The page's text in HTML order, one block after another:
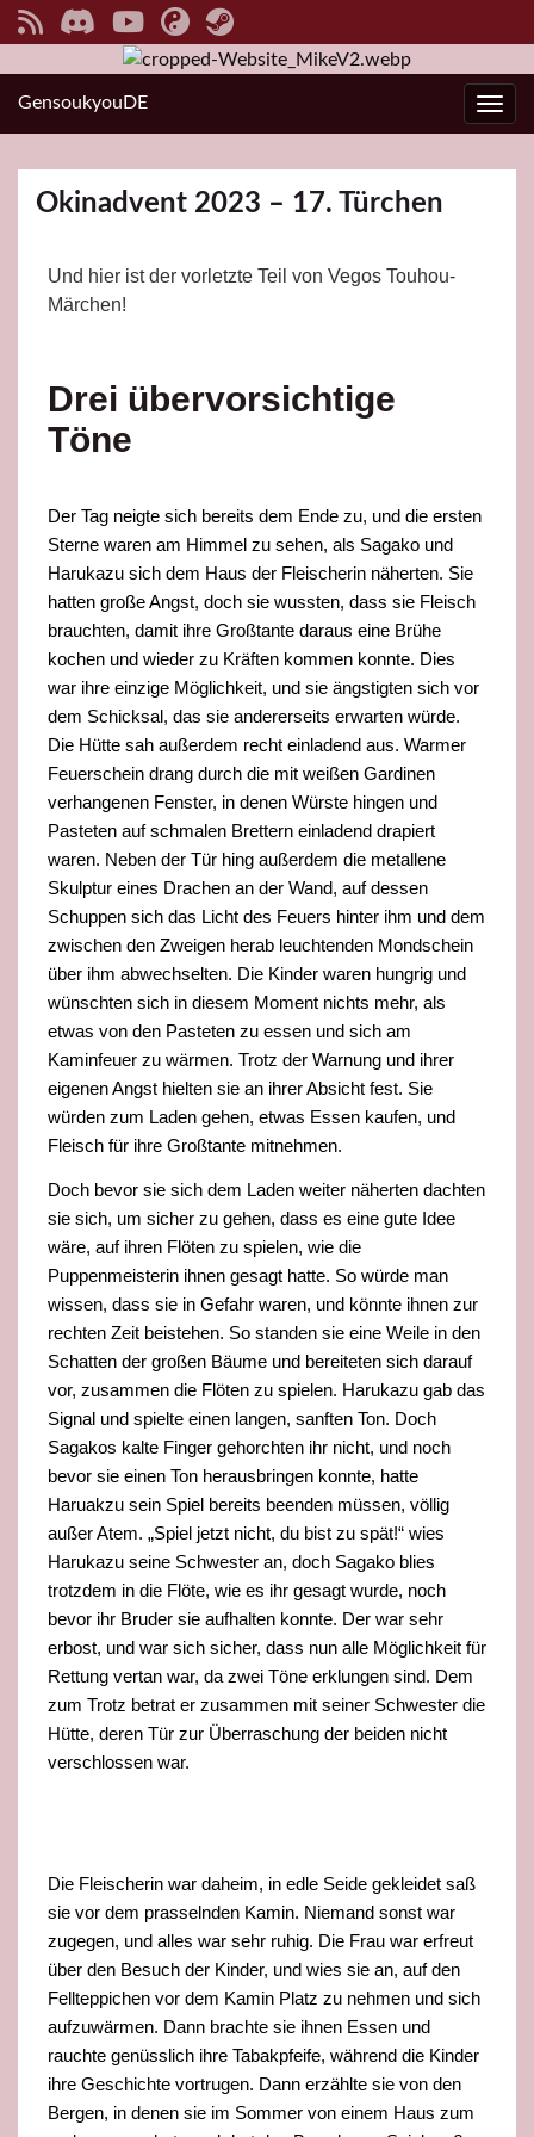
GensoukyouDE
Okinadvent 2023 – 17. Türchen
Und hier ist der vorletzte Teil von Vegos Touhou-
Märchen!
Drei übervorsichtige
Töne
Der Tag neigte sich bereits dem Ende zu, und die ersten
Sterne waren am Himmel zu sehen, als Sagako und
Harukazu sich dem Haus der Fleischerin näherten. Sie
hatten große Angst, doch sie wussten, dass sie Fleisch
brauchten, damit ihre Großtante daraus eine Brühe
kochen und wieder zu Kräften kommen konnte. Dies
war ihre einzige Möglichkeit, und sie ängstigten sich vor
dem Schicksal, das sie andererseits erwarten würde.
Die Hütte sah außerdem recht einladend aus. Warmer
Feuerschein drang durch die mit weißen Gardinen
verhangenen Fenster, in denen Würste hingen und
Pasteten auf schmalen Brettern einladend drapiert
waren. Neben der Tür hing außerdem die metallene
Skulptur eines Drachen an der Wand, auf dessen
Schuppen sich das Licht des Feuers hinter ihm und dem
zwischen den Zweigen herab leuchtenden Mondschein
über ihm abwechselten. Die Kinder waren hungrig und
wünschten sich in diesem Moment nichts mehr, als
etwas von den Pasteten zu essen und sich am
Kaminfeuer zu wärmen. Trotz der Warnung und ihrer
eigenen Angst hielten sie an ihrer Absicht fest. Sie
würden zum Laden gehen, etwas Essen kaufen, und
Fleisch für ihre Großtante mitnehmen.
Doch bevor sie sich dem Laden weiter näherten dachten
sie sich, um sicher zu gehen, dass es eine gute Idee
wäre, auf ihren Flöten zu spielen, wie die
Puppenmeisterin ihnen gesagt hatte. So würde man
wissen, dass sie in Gefahr waren, und könnte ihnen zur
rechten Zeit beistehen. So standen sie eine Weile in den
Schatten der großen Bäume und bereiteten sich darauf
vor, zusammen die Flöten zu spielen. Harukazu gab das
Signal und spielte einen langen, sanften Ton. Doch
Sagakos kalte Finger gehorchten ihr nicht, und noch
bevor sie einen Ton herausbringen konnte, hatte
Haruakzu sein Spiel bereits beenden müssen, völlig
außer Atem. „Spiel jetzt nicht, du bist zu spät!“ wies
Harukazu seine Schwester an, doch Sagako blies
trotzdem in die Flöte, wie es ihr gesagt wurde, noch
bevor ihr Bruder sie aufhalten konnte. Der war sehr
erbost, und war sich sicher, dass nun alle Möglichkeit für
Rettung vertan war, da zwei Töne erklungen sind. Dem
zum Trotz betrat er zusammen mit seiner Schwester die
Hütte, deren Tür zur Überraschung der beiden nicht
verschlossen war.
Die Fleischerin war daheim, in edle Seide gekleidet saß
sie vor dem prasselnden Kamin. Niemand sonst war
zugegen, und alles war sehr ruhig. Die Frau war erfreut
über den Besuch der Kinder, und wies sie an, auf den
Fellteppichen vor dem Kamin Platz zu nehmen und sich
aufzuwärmen. Dann brachte sie ihnen Essen und
rauchte genüsslich ihre Tabakpfeife, während die Kinder
ihre Geschichte vortrugen. Dann erzählte sie von den
Bergen, in denen sie im Sommer von einem Haus zum